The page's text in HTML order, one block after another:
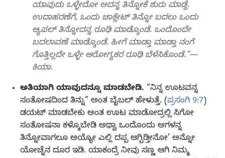
ಯಾವುದು ಒಳ್ಳೇದೋ ಅದನ್ನ ತಿನ್ನೋಕೆ ಶುರು ಮಾಡ್ದೆ.
ಉದಾಹರಣೆಗೆ, ಒಂದು ಚಾಕ್ಲೇಟ್‌ ತಿನ್ನೋ ಬದಲು ಒಂದು
ಆ್ಯಪಲ್‌ ತಿನ್ನೋದನ್ನ ರೂಢಿ ಮಾಡ್ಕೊಂಡೆ. ಒಂದೊಂದೇ
ಬದಲಾವಣೆ ಮಾಡ್ಕೊಂಡೆ. ಹೀಗೆ ಮಾಡ್ತಾ ಮಾಡ್ತಾ ನಂಗೆ
ಗೊತ್ತಿಲ್ಲದೇ ಒಳ್ಳೇ ಆರೋಗ್ಯಕರ ರೂಢಿ ಬೆಳೆಸಿಕೊಂಡೆ.”—
ಕಿಯಾ.
ಅತಿಯಾಗಿ ಯಾವುದನ್ನೂ ಮಾಡಬೇಡಿ. “ನಿನ್ನ ಊಟವನ್ನ
ಸಂತೋಷದಿಂದ ತಿನ್ನು” ಅಂತ ಬೈಬಲ್‌ ಹೇಳುತ್ತೆ. (ಪ್ರಸಂಗಿ 9:7)
ಡಯಟ್‌ ಮಾಡಬೇಕು ಅಂತ ಊಟ ಮಾಡೋದ್ರಲ್ಲಿ ಸಿಗೋ
ಸಂತೋಷನಾ ಕಳ್ಕೊಬೇಡಿ ಅಥ್ವಾ ಒಂದೊಂದು ಅಗಳನ್ನ
ತಿನ್ನೋವಾಗಲೂ ಅಯ್ಯೋ ಎಲ್ಲಿ ದಪ್ಪ ಆಗ್ಬಿಡ್ತೀನೋ’ ಅನ್ನೋ
ಯೋಚ್ನೆನ ದೂರ ಇಡಿ. ಯಾಕಂದ್ರೆ ನೀವು ಸಣ್ಣ ಆಗಿ ನಿಮ್ಮ